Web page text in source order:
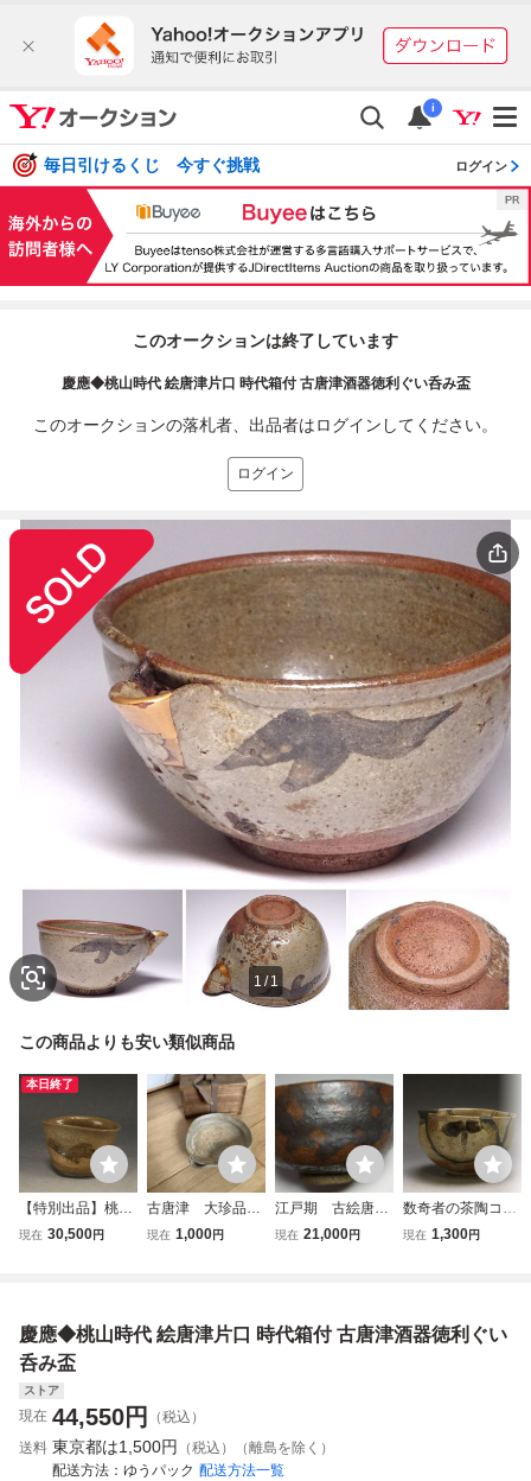
i
毎日引けるくじ 今すぐ挑戦 ログイン
このオークションは終了しています
慶應◆桃山時代 絵唐津片口 時代箱付 古唐津酒器徳利ぐい呑み盃
このオークションの落札者、出品者はログインしてください。
ログイン
1/ 1
この商品よりも安い類似商品
本日終了
【特別出品】桃山
時代 伝世 絵唐津
現在 30,500円
古唐津 大珍品
小皿 杯 片口
現在 1,000円
江戸期 古絵唐
津 片口鉢 侘茶
現在 21,000円
数奇者の茶陶コレ
クション 桃山時代
現在 1,300円
慶應◆桃山時代 絵唐津片口 時代箱付 古唐津酒器徳利ぐい
呑み盃
ストア
現在 44,550円
（税込）
送料 東京都は1,500円
（税込）（離島を除く）
配送方法
ゆうパック 配送方法一覧